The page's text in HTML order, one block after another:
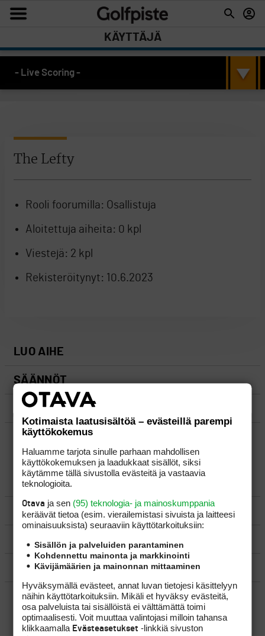
KÄYTTÄJÄ
- Live Scoring -
The Lefty
Rooli foorumilla: Osallistuja
Aloitettuja aiheita: 0 kpl
Viestejä: 2 kpl
Rekisteröitynyt: 10.6.2023
LUO AIHE
SÄÄNNÖT
OHJEET
UUSIMMAT VIESTIKETJUT
YLEISTÄ
VÄLINEET
MATKAILU
KILPAGOLF & HARJOITTELU
SÄÄNNÖT
Kotimaista laatusisältöä – evästeillä parempi
käyttökokemus
Haluamme tarjota sinulle parhaan mahdollisen
käyttökokemuksen ja laadukkaat sisällöt, siksi
käytämme tällä sivustolla evästeitä ja vastaavia
teknologioita.
Otava ja sen (95) teknologia- ja mainoskumppania
keräävät tietoa (esim. vierailemis­tasi sivuista ja laitteesi
ominaisuuk­sista) seuraaviin käyttötarkoituksiin:
Sisällön ja palveluiden parantaminen
Kohdennettu mainonta ja markkinointi
Kävijämäärien ja mainonnan mittaaminen
Hyväksymällä evästeet, annat luvan tietojesi käsittelyyn
näihin käyttötarkoituksiin. Mikäli et hyväksy evästeitä,
osa palveluista tai sisällöistä ei välttämättä toimi
optimaalisesti. Voit muuttaa valintojasi milloin tahansa
klikkaamalla Evästeasetukset -linkkiä sivuston